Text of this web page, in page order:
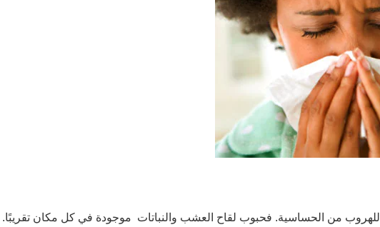
للهروب من الحساسية. فحبوب لقاح العشب والنباتات موجودة في كل مكان تقريبًا.